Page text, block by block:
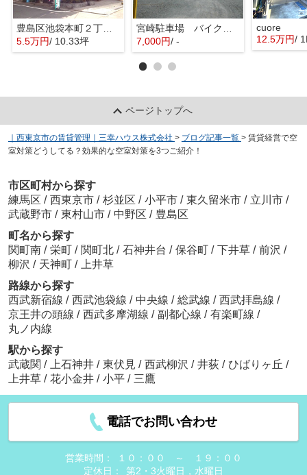
豊島区池袋本町２丁目の倉庫
5.5万円/ 10.33坪
宮崎駐車場 バイク区画
7,000円/ -
cuore
12.5万円/
ページトップへ
｜西東京市の賃貸管理｜三幸ハウス株式会社 > ブログ記事一覧 > 賃貸経営で空
室対策どうしてる？効果的な空室対策を3つご紹介！
市区町村から探す
練馬区 / 西東京市 / 杉並区 / 小平市 / 東久留米市 / 立川市 /
武蔵野市 / 東村山市 / 中野区 / 豊島区
町名から探す
関町南 / 栄町 / 関町北 / 石神井台 / 保谷町 / 下井草 / 前沢 /
柳沢 / 天神町 / 上井草
路線から探す
西武新宿線 / 西武池袋線 / 中央線 / 総武線 / 西武拝島線 /
京王井の頭線 / 西武多摩湖線 / 副都心線 / 有楽町線 /
丸ノ内線
駅から探す
武蔵関 / 上石神井 / 東伏見 / 西武柳沢 / 井荻 / ひばりヶ丘 /
上井草 / 花小金井 / 小平 / 三鷹
電話でお問い合わせ
営業時間：
１０：００ ～ １９：００
定休日：
第2・3火曜日，水曜日